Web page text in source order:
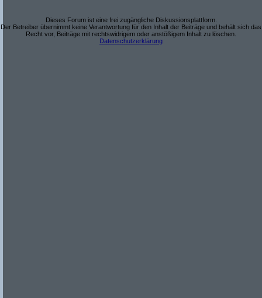
Dieses Forum ist eine frei zugängliche Diskussionsplattform.
Der Betreiber übernimmt keine Verantwortung für den Inhalt der Beiträge und behält sich das
Recht vor, Beiträge mit rechtswidrigem oder anstößigem Inhalt zu löschen.
Datenschutzerklärung